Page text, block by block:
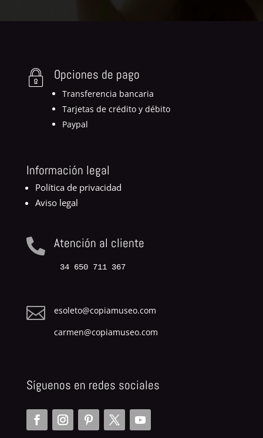
Opciones de pago
Transferencia bancaria
Tarjetas de crédito y débito
Paypal
Información legal
Política de privacidad
Aviso legal
 Atención al cliente
34 650 711 367

esoleto@copiamuseo.com
carmen@copiamuseo.com
Síguenos en redes sociales